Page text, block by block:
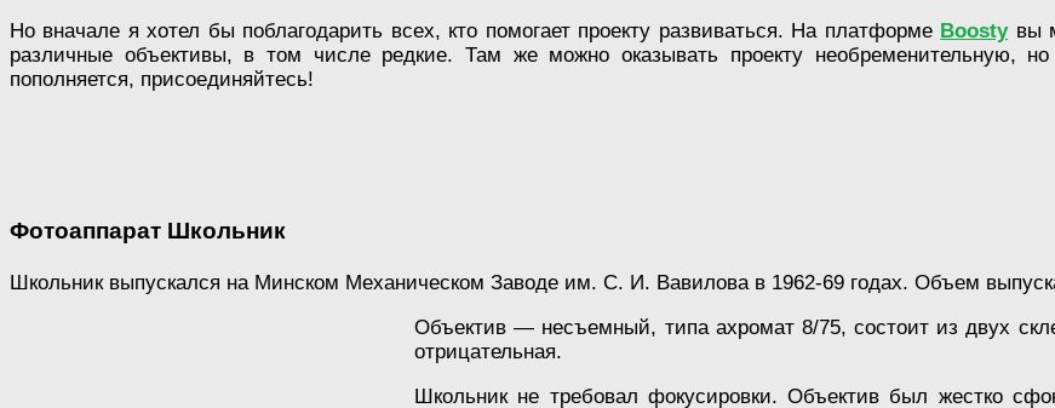
Но вначале я хотел бы поблагодарить всех, кто помогает проекту развиваться. На платформе Boostyвы
различные объективы, в том числе редкие. Там же можно оказывать проекту необременительную,
пополняется, присоединяйтесь!
Фотоаппарат Школьник
Школьник выпускался на Минском Механическом Заводе им. С. И. Вавилова в 1962-69 годах. Объем
Объектив — несъемный, типа ахромат 8/75, состоит из двух
отрицательная.
Школьник не требовал фокусировки. Объектив был жестко